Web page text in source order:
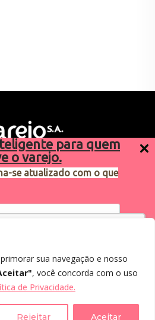
para quem
o varejo.
se atualizado com o que
comunicações.
eu concordo com a
para oferecer melhor
em nosso site e
sua navegação e nosso
, você concorda com o uso
de Privacidade.
Rejeitar Aceitar
de pauta
os direitos reservados.